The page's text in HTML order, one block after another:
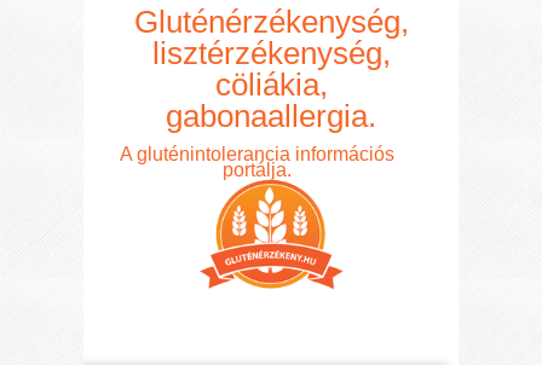
Gluténérzékenység,
lisztérzékenység,
cöliákia,
gabonaallergia.
A gluténintolerancia információs
portálja.